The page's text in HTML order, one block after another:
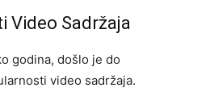
Video Sadržaja
godina, došlo je do
video sadržaja.